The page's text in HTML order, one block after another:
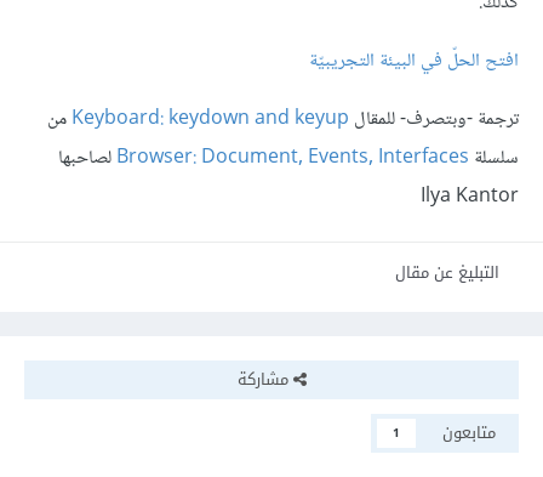
افتح الحلّ في البيئة التجريبيّة
ترجمة -وبتصرف- للمقال Keyboard: keydown and keyupمن
سلسلة Browser: Document, Events, Interfacesلصاحبها
Ilya Kantor
التبليغ عن مقال
مشاركة
متابعون
1